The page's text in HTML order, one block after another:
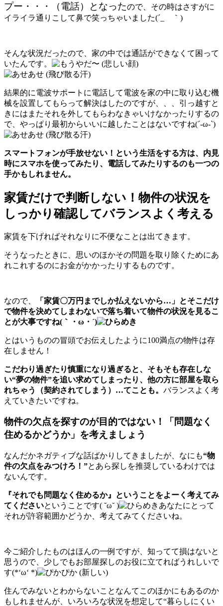
プー・・・（電話）となったので、その時はさすがに
イライラ通りこして鼻で笑っちゃいました(´_ゝ｀)
そんな状況だったので、家の中では通話ができなくて困って
いたんです。
結果的に電波サポートに電話して電波を家の中に取り込む機
械を設置してもらって解決はしたのですが、、、引っ越すと
きにはまたそれを外してもらわなきゃいけなかったりするの
で、やっぱり最初からいいに越したことはないですね(´-ω-`)
スマートフォンが手放せない！という生活をする方は、内見
時にスマホを使ってみたり、電話してみたりするのも一つの
手かもしれません。
家賃だけで判断しない！物件の状況を
しっかり確認してバランスよく考える
家賃を下げればそれなりに不便なことは出てきます。
そうなったときに、思いのほかその問題を取り除くためにあ
れこれするのにお金がかかったりするものです。
なので、
「家賃〇万円までしか払えないから…」とそこだけ
で物件を決めてしまわないで落ち着いて物件の状況を見るこ
とが大事ですね(｀・ω・´)
とはいうものの冒頭でお伝えしたように100満点の物件は存
在しません！
こだわり過ぎたり慎重になり過ぎると、そもそも存在しな
い“夢の物件”を追い求めてしまったり、他の方に部屋を取ら
れちゃう（契約されてしまう）…てことも。 バランスよく考
えていきたいですね。
物件の欠点を探すのが目的ではない！「問題なく
住めるかどうか」を考えましょう
なんだかネガティブな話ばかりしてきましたが、なにも“物
件の欠点をみつけろ！”とあら探しを推奨しているわけでは
ないんです。
『それでも問題なく住めるか』ということをよーく考えてみ
てくださいということです( ˘ω˘ )
あなたにとって
それが許容範囲かどうか、考えてみてくださいね。
今ご紹介したものはほんの一例ですが、知ってて損はないと
思うので、少しでもお部屋探しのお役に立てればうれしいで
す(*‘ω‘ *)
住んでみないとわからないことなんてこのほかにもあるのか
もしれませんが、いろいろな状況を想定して“暮らしにくい